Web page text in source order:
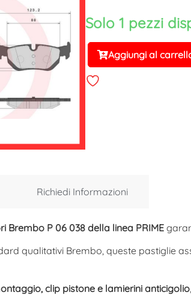
Solo 1 pezzi
Aggiungi al
Alternative:
Richiedi Informazioni
BremboP 06 038 della linea PRIME
qualitativi Brembo, queste pastiglie
clip pistone e lamierini anticigolio